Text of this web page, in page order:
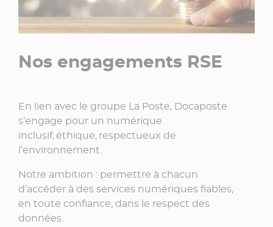
Nos engagements RSE
En lien avec le groupe La Poste, Docaposte
s’engage pour un numérique
inclusif, éthique, respectueux de
l’environnement.
Notre ambition : permettre à chacun
d’accéder à des services numériques fiables,
en toute confiance, dans le respect des
données.